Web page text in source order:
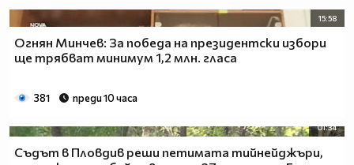
15:58
Огнян Минчев: За победа на президентски избори
ще трябват минимум 1,2 млн. гласа
381 преди 10 часа
01:34
Съдът в Пловдив реши петимата тийнейджъри,